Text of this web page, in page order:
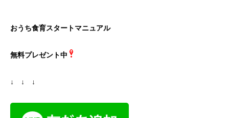
おうち食育スタートマニュアル
無料プレゼント中
↓ ↓ ↓